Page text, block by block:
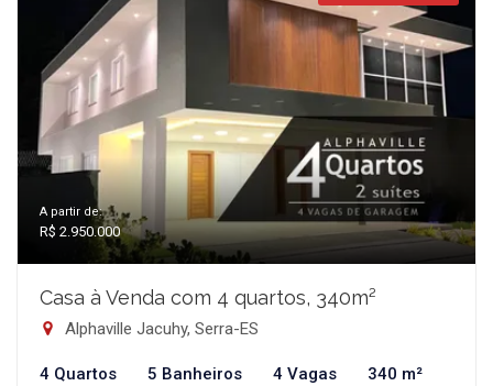
A partir de:
R$ 2.950.000
Casa à Venda com 4 quartos, 340m²
Alphaville Jacuhy, Serra-ES
4 Quartos 5 Banheiros 4 Vagas 340 m²